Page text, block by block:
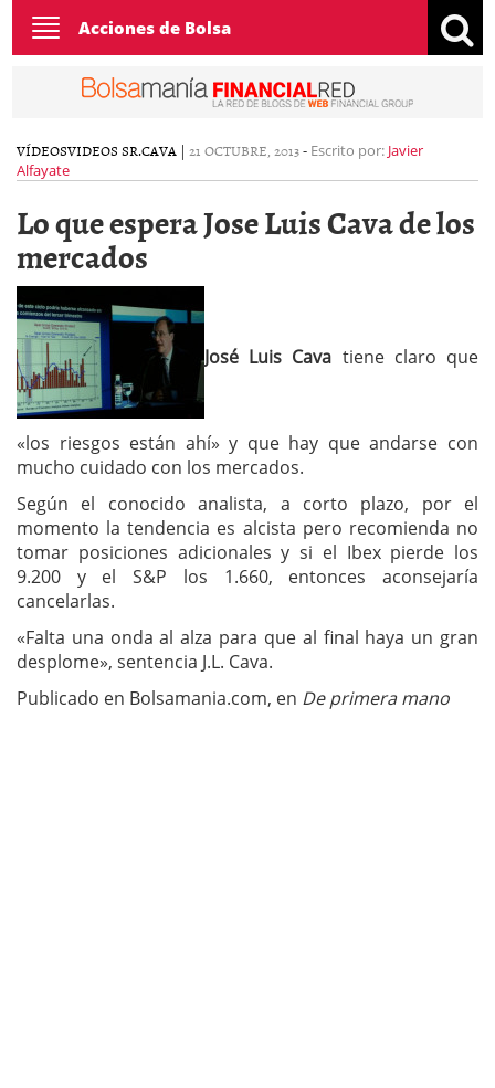
Toggle
navigation
Acciones de Bolsa
VÍDEOSVIDEOS SR.CAVA | 21 OCTUBRE, 2013- Escrito por: Javier
Alfayate
Lo que espera Jose Luis Cava de los
mercados
José Luis Cava tiene claro que
«los riesgos están ahí» y que hay que andarse con
mucho cuidado con los mercados.
Según el conocido analista, a corto plazo, por el
momento la tendencia es alcista pero recomienda no
tomar posiciones adicionales y si el Ibex pierde los
9.200 y el S&P los 1.660, entonces aconsejaría
cancelarlas.
«Falta una onda al alza para que al final haya un gran
desplome», sentencia J.L. Cava.
Publicado en Bolsamania.com, en De primera mano